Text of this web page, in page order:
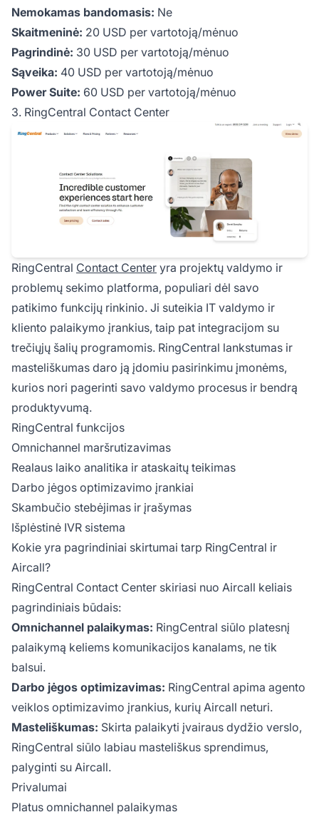
Nemokamas bandomasis: Ne
Skaitmeninė: 20 USD per vartotoją/mėnuo
Pagrindinė: 30 USD per vartotoją/mėnuo
Sąveika: 40 USD per vartotoją/mėnuo
Power Suite: 60 USD per vartotoją/mėnuo
3. RingCentral Contact Center
RingCentral Contact Center yra projektų valdymo ir
problemų sekimo platforma, populiari dėl savo
patikimo funkcijų rinkinio. Ji suteikia IT valdymo ir
kliento palaikymo įrankius, taip pat integracijom su
trečiųjų šalių programomis. RingCentral lankstumas ir
masteliškumas daro ją įdomiu pasirinkimu įmonėms,
kurios nori pagerinti savo valdymo procesus ir bendrą
produktyvumą.
RingCentral funkcijos
Omnichannel maršrutizavimas
Realaus laiko analitika ir ataskaitų teikimas
Darbo jėgos optimizavimo įrankiai
Skambučio stebėjimas ir įrašymas
Išplėstinė IVR sistema
Kokie yra pagrindiniai skirtumai tarp RingCentral ir
Aircall?
RingCentral Contact Center skiriasi nuo Aircall keliais
pagrindiniais būdais:
Omnichannel palaikymas: RingCentral siūlo platesnį
palaikymą keliems komunikacijos kanalams, ne tik
balsui.
Darbo jėgos optimizavimas: RingCentral apima agento
veiklos optimizavimo įrankius, kurių Aircall neturi.
Masteliškumas: Skirta palaikyti įvairaus dydžio verslo,
RingCentral siūlo labiau masteliškus sprendimus,
palyginti su Aircall.
Privalumai
Platus omnichannel palaikymas